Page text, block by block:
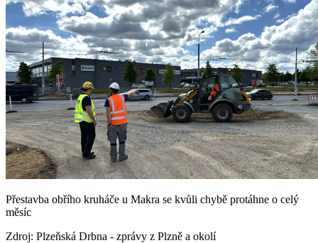
Přestavba obřího kruháče u Makra se kvůli chybě protáhne o celý
měsíc
Zdroj: Plzeňská Drbna - zprávy z Plzně a okolí